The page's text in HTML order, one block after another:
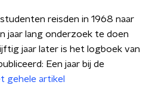
reisden in 1968 naar
jaar lang onderzoek te doen
jaar later is het logboek van
Een jaar bij de
gehele artikel